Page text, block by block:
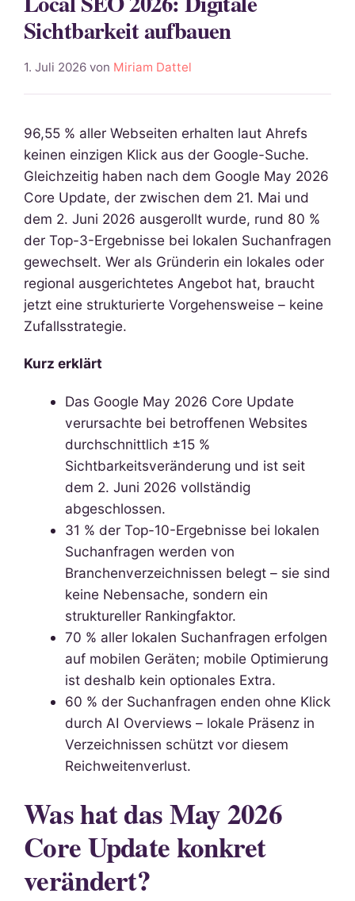
Sichtbarkeit aufbauen
1. Juli 2026 von Miriam Dattel
96,55 % aller Webseiten erhalten laut Ahrefs
keinen einzigen Klick aus der Google-Suche.
Gleichzeitig haben nach dem Google May 2026
Core Update, der zwischen dem 21. Mai und
dem 2. Juni 2026 ausgerollt wurde, rund 80 %
der Top-3-Ergebnisse bei lokalen Suchanfragen
gewechselt. Wer als Gründerin ein lokales oder
regional ausgerichtetes Angebot hat, braucht
jetzt eine strukturierte Vorgehensweise – keine
Zufallsstrategie.
Kurz erklärt
Das Google May 2026 Core Update
verursachte bei betroffenen Websites
durchschnittlich ±15 %
Sichtbarkeitsveränderung und ist seit
dem 2. Juni 2026 vollständig
abgeschlossen.
31 % der Top-10-Ergebnisse bei lokalen
Suchanfragen werden von
Branchenverzeichnissen belegt – sie sind
keine Nebensache, sondern ein
struktureller Rankingfaktor.
70 % aller lokalen Suchanfragen erfolgen
auf mobilen Geräten; mobile Optimierung
ist deshalb kein optionales Extra.
60 % der Suchanfragen enden ohne Klick
durch AI Overviews – lokale Präsenz in
Verzeichnissen schützt vor diesem
Reichweitenverlust.
Was hat das May 2026
Core Update konkret
verändert?